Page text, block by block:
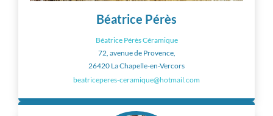
Béatrice Pérès
Béatrice Pérès Céramique
72, avenue de Provence,
26420 La Chapelle-en-Vercors
beatriceperes-ceramique@hotmail.com